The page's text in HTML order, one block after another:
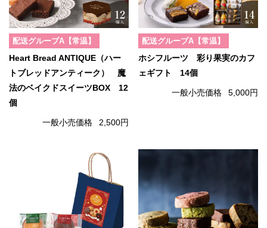
配送グループA【常温】
Heart Bread ANTIQUE（ハー
トブレッドアンティーク） 魔
法のベイクドスイーツBOX 12
個
一般小売価格 2,500円
配送グループA【常温】
ホシフルーツ 彩り果実のカフ
ェギフト 14個
一般小売価格 5,000円